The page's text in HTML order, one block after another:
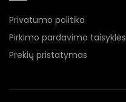
Privatumo politika
Pirkimo pardavimo taisyklės
Prekių pristatymas